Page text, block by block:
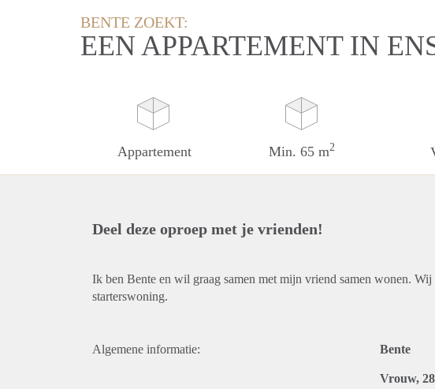
BENTE ZOEKT:
EEN APPARTEMENT IN
Appartement Min. 65 m2
Deel deze oproep met je vrienden!
Ik ben Bente en wil graag samen met mijn vriend samen wonen.
starterswoning.
Algemene informatie: Bente
Vrouw,